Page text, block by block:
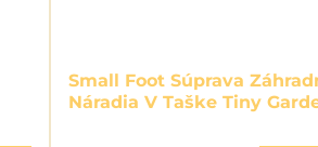
Small Foot Súprava
Náradia V Taške Tiny